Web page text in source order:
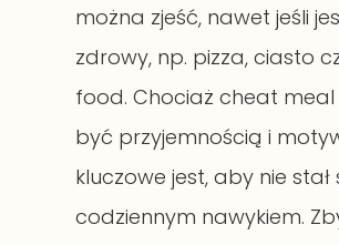
można zjeść, nawet jeśli
zdrowy, np. pizza, ciasto
food. Chociaż cheat meal
być przyjemnością i
kluczowe jest, aby nie stał
codziennym nawykiem.